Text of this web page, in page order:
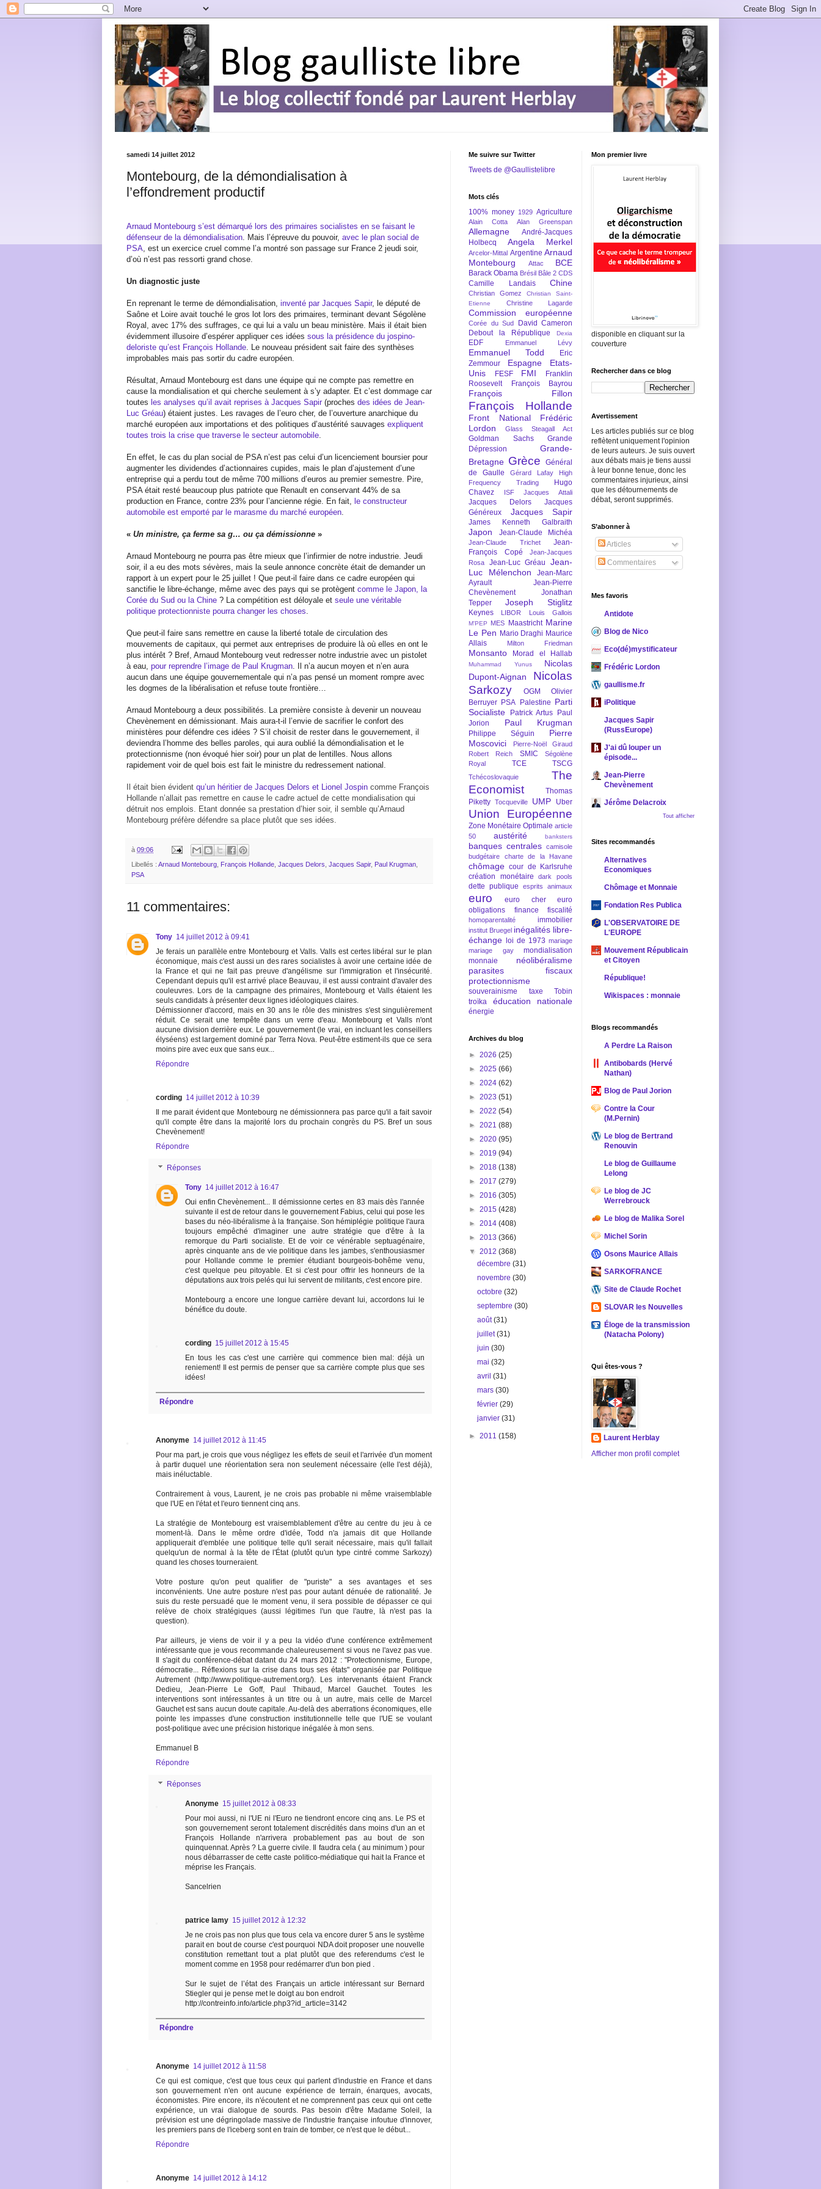
samedi 14 juillet 2012
Montebourg, de la démondialisation à
l’effondrement productif
Arnaud Montebourg s’est démarqué lors des primaires socialistes en se faisant le
défenseur de la démondialisation . Mais l’épreuve du pouvoir, avec le plan social de
PSA , est un exercice cruel comme l’a montré son passage sur France 2 jeudi soir,
d’où n’est pas ressorti grand chose.
Un diagnostic juste
En reprenant le terme de démondialisation, inventé par Jacques Sapir, le député de
Saône et Loire avait touché le gros lot lors des primaires, terminant devant Ségolène
Royal, avec 17% des suffrages, ce qui lui a valu un beau ministère. Mais il était bien
évidemment illusoire d’espérer appliquer ces idées sous la présidence du jospino-
deloriste qu’est François Hollande . Le nouveau président sait faire des synthèses
improbables mais pas sortir du cadre européen.
Résultat, Arnaud Montebourg est dans une équipe qui ne compte pas remettre en
cause la mondialisation et qui cherche seulement à s’y adapter. Et c’est dommage car
toutes les analyses qu’il avait reprises à Jacques Sapir (proches des idées de Jean-
Luc Gréau) étaient justes. Les ravages de l’euro cher, de l’ouverture anarchique du
marché européen aux importations et des politiques d’austérité sauvages expliquent
toutes trois la crise que traverse le secteur automobile
En effet, le cas du plan social de PSA n’est pas celui d’un licenciement boursier pour
augmenter les dividendes d’actionnaires cupides, mais le plan d’ajustement d’une
entreprise qui a perdu tout de même 700 millions d’euros au premier semestre. Pire,
PSA était resté beaucoup plus patriote que Renault en conservant 44% de sa
production en France, contre 23% pour l’ancienne régie. En fait, le constructeur
automobile est emporté par le marasme du marché européen
« Un ministre, ça ferme sa g… ou ça démissionne »
Arnaud Montebourg ne pourra pas être mieux que l’infirmier de notre industrie. Jeudi
soir, il a eu des mots sévères, mais la seule annonce concrète était de demander un
rapport à un expert pour le 25 juillet ! Que peut-il faire dans ce cadre européen qui
sanctifie le libre-échange, même avec des pays qui se protègent comme le Japon, la
Corée du Sud ou la Chine ? La compétition est déloyale et seule une véritable
politique protectionniste pourra changer les choses
Que peut-il faire sans remettre en cause la liberté totale de circulation des
mouvements de capitaux, qui permet aux entreprises de produire là où elles en ont le
plus intérêt ? Bref, Arnaud Montebourg veut redresser notre industrie avec un pistolet
à eau, pour reprendre l’image de Paul Krugman . Il n’a aucun moyen et n’en aura
aucun dans une équipe gouvernementale qui n’a pas pensé un moment rompre avec
les dogmes de la libéralisation et refuse toute frontière…
Arnaud Montebourg a deux possibilités. La première consiste à devenir un nouveau
Chevènement en démissionant. Mais aura-t-il l’envie de sacrifier le confort des
ministères pour défendre ces idées ? S’il choisit de rester dans le gouvernement, il
deviendra l’homme des belles paroles, qui aura oublié la démondialisation et le
protectionnisme (non évoqué hier soir) pour un plat de lentilles. Nous allons
rapidement voir de quel bois est fait le ministre du redressement national.
Il était bien évident qu’un héritier de Jacques Delors et Lionel Jospin comme François
Hollande n’allait pas remettre en cause le cadre actuel de cette mondialisation qui
détruit nos emplois. Etant donnée sa prestation d’hier soir, il semble qu’Arnaud
Montebourg préfère défendre sa place plutôt que ses idées.
à 09:06
Libellés : Arnaud Montebourg François Hollande Jacques Delors Jacques Sapir, Paul Krugman
PSA
11 commentaires:
Tony 14 juillet 2012 à 09:41
Je ferais un parallèle entre Montebourg et Valls. Valls est certes libéral sur le plan
économique, mais c'est aussi un des rares socialistes à avoir une certaine idée de
la France et qui ne fait pas preuve d'angélisme sur l'immigration et l'insécurité.
Cependant depuis qu'il est arrivé place Beauvau, il est aussi contraint d'avaler des
couleuvres. Lors de la campagne des primaires, Montebourg et Valls étaient les
seuls candidats à présenter deux lignes idéologiques claires.
Démissionner d'accord, mais en 30 ans le rôle des ministres s'est singulièrement
réduit. Ce serait une tempête dans un verre d'eau. Montebourg et Valls n'ont
aucune division derrière eux. Le gouvernement (le vrai, en incluant les conseillers
élyséens) est largement dominé par Terra Nova. Peut-être estiment-ils que ce sera
moins pire avec eux que sans eux...
Répondre
cording 14 juillet 2012 à 10:39
Il me parait évident que Montebourg ne démissionnera pas parce qu'il a fait savoir
qu'il compte être dans la majorité lors du prochain congrès du PS. Bref un sous
Chevènement!
Répondre
Réponses
Tony 14 juillet 2012 à 16:47
Oui enfin Chevènement... Il démissionne certes en 83 mais dès l'année
suivante il est de retour dans le gouvernement Fabius, celui qui pose les
bases du néo-libéralisme à la française. Son hémiplégie politique l'aura
toujours empêché d'imaginer une autre stratégie que d'être à la
remorque du Parti socialiste. Et de voir ce vénérable septuagénaire,
après cinquante ans de vie politique dans les jambes, s'enthousiasmer
pour Hollande comme le premier étudiant bourgeois-bohême venu,
c'est quelque peu pitoyable. Et si c'est pour offrir les honneurs de la
députations aux trois pelés qui lui servent de militants, c'est encore pire.
Montebourg a encore une longue carrière devant lui, accordons lui le
bénéfice du doute.
cording 15 juillet 2012 à 15:45
En tous les cas c'est une carrière qui commence bien mal: déjà un
reniement! Il est permis de penser que sa carrière compte plus que ses
idées!
Répondre
Anonyme 14 juillet 2012 à 11:45
Pour ma part, je crois que vous négligez les effets de seuil et l'arrivée d'un moment
à partir duquel une réorientation sera non seulement nécessaire (elle l'est déjà),
mais inéluctable.
Contrairement à vous, Laurent, je ne crois pas probable ni même vraisemblable
que l'UE en l'état et l'euro tiennent cinq ans.
La stratégie de Montebourg est vraisemblablement d'être au centre du jeu à ce
moment-là. Dans le même ordre d'idée, Todd n'a jamais dit que Hollande
appliquerait d'emblée une politique telle qu'il serait nécessaire, mais qu'il fallait
quelqu'un de normal à la tête de l'État (plutôt qu'un type cintré comme Sarkozy)
quand les choses tourneraient.
Votre posture qu'on peut qualifier de "puriste" a ses avantages et ses
inconvénients. Une autre posture n'est pas pour autant dénuée de rationalité. Je
suis du reste persuadé que le moment venu, il sera possible de dépasser ce qui
relève de choix stratégiques (aussi légitimes l'un que l'autre, là n'est pas la
question).
Par ailleurs, je viens de voir il y a peu la vidéo d'une conférence extrêmement
intéressante que je vous recommande chaleureusement si vous ne l'avez pas vue.
Il s'agit du conférence-débat datant du 24 mars 2012 : "Protectionnisme, Europe,
démocratie... Réflexions sur la crise dans tous ses états" organisée par Politique
Autrement (http://www.politique-autrement.org/). Les intervenants étaient Franck
Dedieu, Jean-Pierre Le Goff, Paul Thibaud, Marcel Gauchet. Toutes les
interventions sont intéressantes à un titre ou à un autre, mais celle de Marcel
Gauchet est sans aucun doute capitale. Au-delà des aberrations économiques, elle
pointe les impasses d'une construction institutionnelle telle que l'UE se voulant
post-politique avec une précision historique inégalée à mon sens.
Emmanuel B
Répondre
Réponses
Anonyme 15 juillet 2012 à 08:33
Pour moi aussi, ni l'UE ni l'Euro ne tiendront encore cinq ans. Le PS et
son gouvernement seront totalement discrédités dans moins d'un an et
François Hollande n'arrivera probablement pas au bout de son
quinquennat. Après ? La guerre civile. Il faudra cela ( au minimum ) pour
nous débarrasser de cette caste politico-médiatique qui hait la France et
méprise les Français.
Sancelrien
patrice lamy 15 juillet 2012 à 12:32
Je ne crois pas non plus que tous cela va encore durer 5 ans le système
parait en bout de course c'est pourquoi NDA doit proposer une nouvelle
constitution remettant tout a plat plutôt que des referendums c'est le
moment comme en 1958 pour redémarrer d'un bon pied .
Sur le sujet de l’état des Français un article intéressant sur Bernard
Stiegler qui je pense met le doigt au bon endroit
http://contreinfo.info/article.php3?id_article=3142
Répondre
Anonyme 14 juillet 2012 à 11:58
Ce qui est comique, c'est que tous ceux qui parlent d'industrie en France et dans
son gouvernement n'en ont aucune expérience de terrain, énarques, avocats,
économistes. Pire encore, ils n'écoutent et ne comprennent pas ceux qui ont cette
expérience, un vrai dialogue de sourds. Pas besoin d'être Madame Soleil, la
prévision est une dégringolade massive de l'industrie française infoutue d'innover,
les premiers pans de l'iceberg sont en train de tomber, ce n'est que le début...
Répondre
Anonyme 14 juillet 2012 à 14:12
Me suivre sur Twitter
Tweets de @Gaullistelibre
Mots clés
100% money 1929 Agriculture
Alain Cotta Alan Greenspan
Allemagne
André-Jacques
Holbecq
Angela Merkel
Arcelor-Mittal Argentine Arnaud
Montebourg
Attac BCE
Barack Obama Brésil Bâle 2 CDS
Camille Landais Chine
Christian Gomez
Christian Saint-
Etienne
Christine Lagarde
Commission européenne
Corée du Sud
David Cameron
Debout la République
Dexia
EDF Emmanuel Lévy
Emmanuel Todd
Eric
Zemmour
Espagne
Etats-
Unis
FESF FMI
Franklin
Roosevelt
François Bayrou
François Fillon
François Hollande
Front National
Frédéric
Lordon
Glass Steagall Act
Goldman Sachs
Grande
Dépression
Grande-
Bretagne Grèce
Général
de Gaulle
Gérard Lafay
High
Frequency Trading
Hugo
Chavez
ISF Jacques Attali
Jacques Delors
Jacques
Généreux
Jacques Sapir
James Kenneth Galbraith
Japon Jean-Claude Michéa
Jean-Claude Trichet
Jean-
François Copé
Jean-Jacques
Rosa
Jean-Luc Gréau
Jean-
Luc Mélenchon
Jean-Marc
Ayrault
Jean-Pierre
Chevènement
Jonathan
Tepper
Joseph Stiglitz
Keynes LIBOR Louis Gallois
M'PEP MES Maastricht Marine
Le Pen Mario Draghi Maurice
Allais
Milton Friedman
Monsanto Morad el Hallab
Muhammad Yunus
Nicolas
Dupont-Aignan
Nicolas
Sarkozy
OGM
Olivier
Berruyer PSA Palestine Parti
Socialiste
Patrick Artus
Paul
Jorion
Paul Krugman
Philippe Séguin
Pierre
Moscovici
Pierre-Noël Giraud
Robert Reich
SMIC
Ségolène
Royal
TCE TSCG
Tchécoslovaquie
The
Economist
Thomas
Piketty Tocqueville UMP Uber
Union Européenne
Zone Monétaire Optimale article
50
austérité banksters
banques centrales camisole
budgétaire
charte de la Havane
chômage cour de Karlsruhe
création monétaire
dark pools
dette publique esprits animaux
euro euro cher
euro
obligations
finance fiscalité
homoparentalité immobilier
institut Bruegel inégalités libre-
échange
loi de 1973 mariage
mariage gay
mondialisation
monnaie
néolibéralisme
parasites fiscaux
protectionnisme
souverainisme
taxe Tobin
troïka
éducation nationale
énergie
Archives du blog
► 2026 (25)
► 2025 (66)
► 2024 (62)
► 2023 (51)
► 2022 (54)
► 2021 (88)
► 2020 (95)
► 2019 (94)
► 2018 (138)
► 2017 (279)
► 2016 (305)
► 2015 (428)
► 2014 (408)
► 2013 (366)
▼ 2012 (368)
décembre(31)
novembre(30)
octobre(32)
septembre(30)
août(31)
juillet(31)
juin(30)
mai(32)
avril(31)
mars(30)
février(29)
janvier(31)
► 2011 (158)
Mon premier livre
disponible en cliquant sur la
couverture
Rechercher dans ce blog
Avertissement
Les articles publiés sur ce blog
reflètent uniquement l'opinion
de leurs auteurs. Je suis ouvert
aux débats mais je tiens aussi
à leur bonne tenue, donc les
commentaires injurieux, ainsi
que les détournements de
débat, seront supprimés.
S’abonner à
Articles
Commentaires
Mes favoris
Antidote
Blog de Nico
Eco(dé)mystificateur
Frédéric Lordon
gaullisme.fr
iPolitique
Jacques Sapir
(RussEurope)
J'ai dû louper un
épisode...
Jean-Pierre
Chevènement
Jérôme Delacroix
Tout afficher
Sites recommandés
Alternatives
Economiques
Chômage et Monnaie
Fondation Res Publica
L'OBSERVATOIRE DE
L'EUROPE
Mouvement Républicain
et Citoyen
République!
Wikispaces : monnaie
Blogs recommandés
A Perdre La Raison
Antibobards (Hervé
Nathan)
Blog de Paul Jorion
Contre la Cour
(M.Pernin)
Le blog de Bertrand
Renouvin
Le blog de Guillaume
Lelong
Le blog de JC
Werrebrouck
Le blog de Malika Sorel
Michel Sorin
Osons Maurice Allais
SARKOFRANCE
Site de Claude Rochet
SLOVAR les Nouvelles
Éloge de la transmission
(Natacha Polony)
Qui êtes-vous ?
Laurent Herblay
Afficher mon profil complet